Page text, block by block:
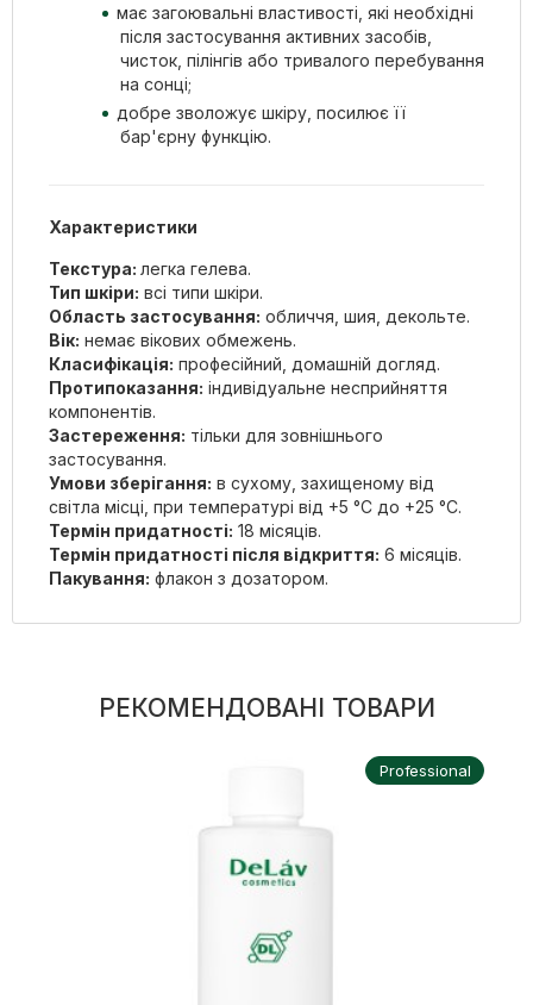
має загоювальні властивості, які необхідні
після застосування активних засобів,
чисток, пілінгів або тривалого перебування
на сонці;
добре зволожує шкіру, посилює її
бар'єрну функцію.
Характеристики
Текстура: легка гелева.
Тип шкіри: всі типи шкіри.
Область застосування: обличчя, шия, декольте.
Вік: немає вікових обмежень.
Класифікація: професійний, домашній догляд.
Протипоказання: індивідуальне несприйняття
компонентів.
Застереження: тільки для зовнішнього
застосування.
Умови зберігання: в сухому, захищеному від
світла місці, при температурі від +5 °С до +25 °С.
Термін придатності: 18 місяців.
Термін придатності після відкриття: 6 місяців.
Пакування: флакон з дозатором.
РЕКОМЕНДОВАНІ ТОВАРИ
Professional